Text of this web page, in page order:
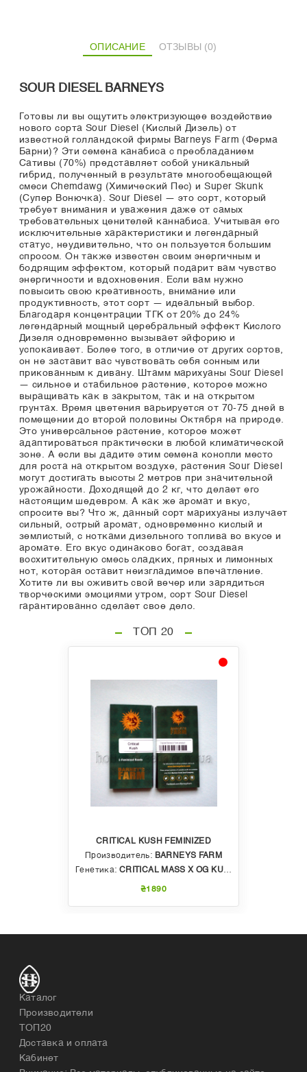
ОПИСАНИЕ ОТЗЫВЫ (0)
SOUR DIESEL BARNEYS
Готовы ли вы ощутить электризующее воздействие
нового сорта Sour Diesel (Кислый Дизель) от
известной голландской фирмы Barneys Farm (Ферма
Барни)? Эти семена канабиса с преобладанием
Сативы (70%) представляет собой уникальный
гибрид, полученный в результате многообещающей
смеси Chemdawg (Химический Пес) и Super Skunk
(Супер Вонючка). Sour Diesel — это сорт, который
требует внимания и уважения даже от самых
требовательных ценителей каннабиса. Учитывая его
исключительные характеристики и легендарный
статус, неудивительно, что он пользуется большим
спросом. Он также известен своим энергичным и
бодрящим эффектом, который подарит вам чувство
энергичности и вдохновения. Если вам нужно
повысить свою креативность, внимание или
продуктивность, этот сорт — идеальный выбор.
Благодаря концентрации ТГК от 20% до 24%
легендарный мощный церебральный эффект Кислого
Дизеля одновременно вызывает эйфорию и
успокаивает. Более того, в отличие от других сортов,
он не заставит вас чувствовать себя сонным или
прикованным к дивану. Штамм марихуаны Sour Diesel
— сильное и стабильное растение, которое можно
выращивать как в закрытом, так и на открытом
грунтах. Время цветения варьируется от 70-75 дней в
помещении до второй половины Октября на природе.
Это универсальное растение, которое может
адаптироваться практически в любой климатической
зоне. А если вы дадите этим семена конопли место
для роста на открытом воздухе, растения Sour Diesel
могут достигать высоты 2 метров при значительной
урожайности. Доходящей до 2 кг, что делает его
настоящим шедевром. А как же аромат и вкус,
спросите вы? Что ж, данный сорт марихуаны излучает
сильный, острый аромат, одновременно кислый и
землистый, с нотками дизельного топлива во вкусе и
аромате. Его вкус одинаково богат, создавая
восхитительную смесь сладких, пряных и лимонных
нот, которая оставит неизгладимое впечатление.
Хотите ли вы оживить свой вечер или зарядиться
творческими эмоциями утром, сорт Sour Diesel
гарантированно сделает свое дело.
ТОП 20
CRITICAL KUSH FEMINIZED
Производитель: BARNEYS FARM
Генетика: CRITICAL MASS X OG KUSH
₴1890
Каталог
Производители
ТОП20
Доставка и оплата
Кабинет